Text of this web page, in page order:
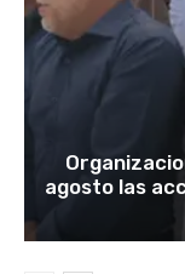
agosto las